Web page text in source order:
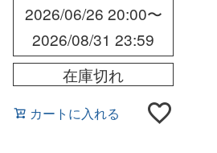
2026/06/26 20:00〜
2026/08/31 23:59
在庫切れ
カートに入れる